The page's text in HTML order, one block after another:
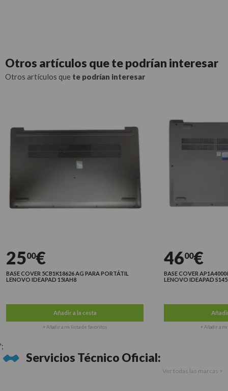
Otros artículos quete podrían interesar
Otros artículos que te podrían interesar
00€
COVER 5CB1K18626 AG PARA PORTÁTIL
IDEAPAD 15IAH8
Añadir a la cesta
+ Añadir a mi lista de favoritos
4600€
BASE COVER
LENOVO IDEAPAD S145-
Añadir a
+ Añadir a mi
';
Servicios Técnico Oficial:
Ver todas las marcas >